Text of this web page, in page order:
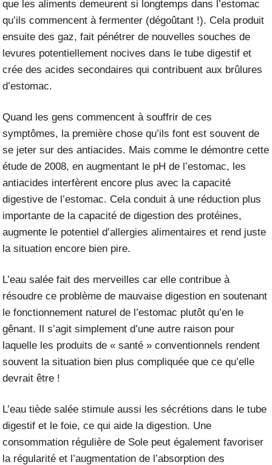
que les aliments demeurent si longtemps dans l’estomac
qu’ils commencent à fermenter (dégoûtant !). Cela produit
ensuite des gaz, fait pénétrer de nouvelles souches de
levures potentiellement nocives dans le tube digestif et
crée des acides secondaires qui contribuent aux brûlures
d’estomac.
Quand les gens commencent à souffrir de ces
symptômes, la première chose qu’ils font est souvent de
se jeter sur des antiacides. Mais comme le démontre cette
étude de 2008, en augmentant le pH de l’estomac, les
antiacides interfèrent encore plus avec la capacité
digestive de l’estomac. Cela conduit à une réduction plus
importante de la capacité de digestion des protéines,
augmente le potentiel d’allergies alimentaires et rend juste
la situation encore bien pire.
L’eau salée fait des merveilles car elle contribue à
résoudre ce problème de mauvaise digestion en soutenant
le fonctionnement naturel de l’estomac plutôt qu’en le
gênant. Il s’agit simplement d’une autre raison pour
laquelle les produits de « santé » conventionnels rendent
souvent la situation bien plus compliquée que ce qu’elle
devrait être !
L’eau tiède salée stimule aussi les sécrétions dans le tube
digestif et le foie, ce qui aide la digestion. Une
consommation régulière de Sole peut également favoriser
la régularité et l’augmentation de l’absorption des